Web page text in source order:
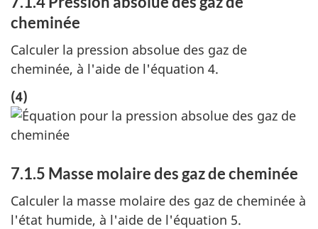
cheminée
Calculer la pression absolue des gaz de
cheminée, à l'aide de l'équation 4.
(4)
7.1.5 Masse molaire des gaz de cheminée
Calculer la masse molaire des gaz de cheminée à
l'état humide, à l'aide de l'équation 5.